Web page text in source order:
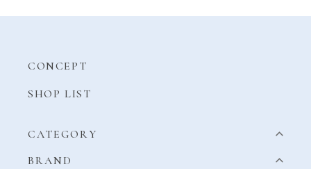
CONCEPT
SHOP LIST
CATEGORY
BRAND